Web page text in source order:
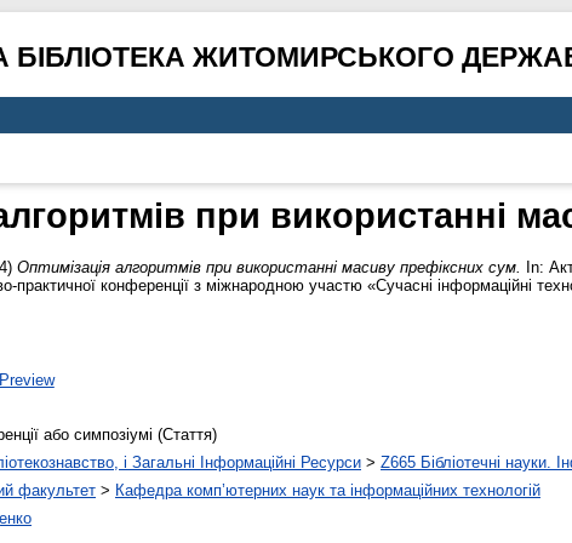
БІБЛІОТЕКА ЖИТОМИРСЬКОГО
при використанні
Оптимізація алгоритмів при використанні масиву префіксних сум.
In:
практичної конференції з міжнародною участю «Сучасні інформаційні
Preview
або симпозіумі (Стаття)
і Загальні Інформаційні Ресурси > Z665 Бібліотечні науки.
факультет > Кафедра комп’ютерних наук та інформаційних технологій